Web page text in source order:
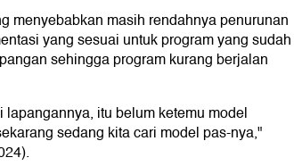
menyebabkan masih rendahnya penurunan
yang sesuai untuk program yang sudah
sehingga program kurang berjalan
itu belum ketemu model
sedang kita cari model pas-nya,"